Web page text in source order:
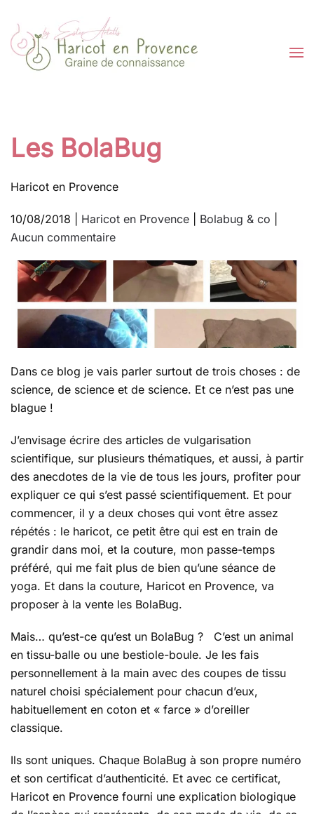
Passer au contenu principal
Les BolaBug
Haricot en Provence
10/08/2018 Haricot en Provence Bolabug & co
Aucun commentairesur
BolaBug
Dans ce blog je vais parler surtout de trois choses : de
science, de science et de science. Et ce n’est pas une
blague !
J’envisage écrire des articles de vulgarisation
scientifique, sur plusieurs thématiques, et aussi, à partir
des anecdotes de la vie de tous les jours, profiter pour
expliquer ce qui s’est passé scientifiquement. Et pour
commencer, il y a deux choses qui vont être assez
répétés : le haricot, ce petit être qui est en train de
grandir dans moi, et la couture, mon passe-temps
préféré, qui me fait plus de bien qu’une séance de
yoga. Et dans la couture, Haricot en Provence, va
proposer à la vente les BolaBug.
Mais… qu’est-ce qu’est un BolaBug ? C’est un animal
en tissu-balle ou une bestiole-boule. Je les fais
personnellement à la main avec des coupes de tissu
naturel choisi spécialement pour chacun d’eux,
habituellement en coton et « farce » d’oreiller
classique.
Ils sont uniques. Chaque BolaBug à son propre numéro
et son certificat d’authenticité. Et avec ce certificat,
Haricot en Provence fourni une explication biologique